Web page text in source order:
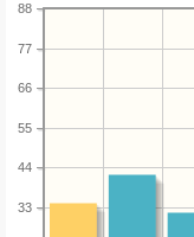
33
44
55
66
77
88